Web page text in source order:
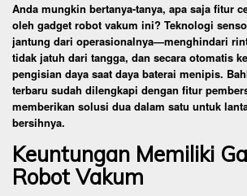
Anda mungkin bertanya-tanya, apa saja fitur
oleh gadget robot vakum ini? Teknologi
jantung dari operasionalnya—menghindari
tidak jatuh dari tangga, dan secara otomatis
pengisian daya saat daya baterai menipis.
terbaru sudah dilengkapi dengan fitur
memberikan solusi dua dalam satu untuk
bersihnya.
Keuntungan Memiliki
Robot Vakum